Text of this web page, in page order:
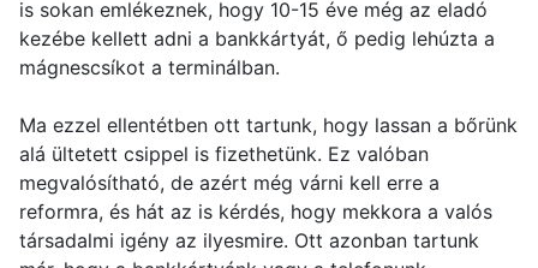
is sokan emlékeznek, hogy 10-15 éve még az eladó
kezébe kellett adni a bankkártyát, ő pedig lehúzta a
mágnescsíkot a terminálban.
Ma ezzel ellentétben ott tartunk, hogy lassan a bőrünk
alá ültetett csippel is fizethetünk. Ez valóban
megvalósítható, de azért még várni kell erre a
reformra, és hát az is kérdés, hogy mekkora a valós
társadalmi igény az ilyesmire. Ott azonban tartunk